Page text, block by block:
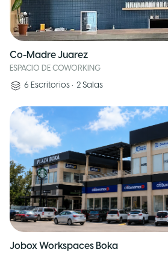
Co-Madre Juarez
ESPACIO DE COWORKING
6 Escritorios • 2 Salas
Jobox Workspaces Boka